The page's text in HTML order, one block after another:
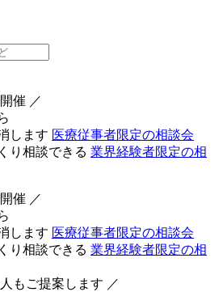
催 ／
します 医療従事者限定の相談会
り相談できる 業界経験者限定の相
催 ／
します 医療従事者限定の相談会
り相談できる 業界経験者限定の相
もご提案します ／